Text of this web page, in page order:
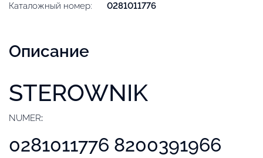
Каталожный номер:
0281011776
Описание
STEROWNIK
NUMER:
0281011776 8200391966